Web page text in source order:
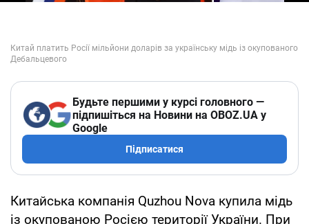
Будьте першими у курсі головного —
підпишіться на Новини на OBOZ.UA у
Google
Підписатися
Китайська компанія Quzhou Nova купила мідь
із окупованою Росією території України. При